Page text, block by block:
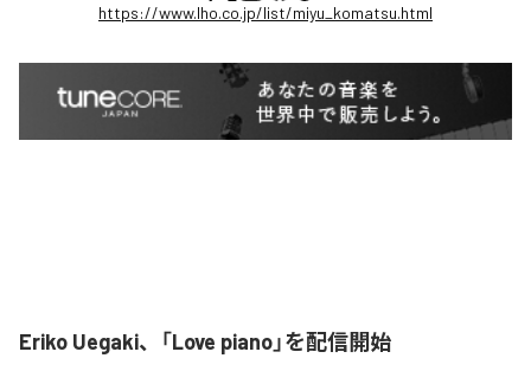
https://www.lho.co.jp/list/miyu_komatsu.html
Eriko Uegaki、「Love piano」を配信開始